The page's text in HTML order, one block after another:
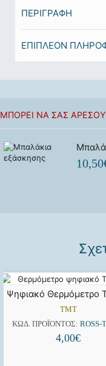
ΠΕΡΙΓΡΑΦΉ
ΕΠΙΠΛΈΟΝ
ΜΠΟΡΕΊ ΝΑ ΣΑΣ
10,50
Ψηφιακό Θερμόμετρο
TMT
ΚΩΔ. ΠΡΟΪΌΝΤΟΣ: ROSS-
4,00€